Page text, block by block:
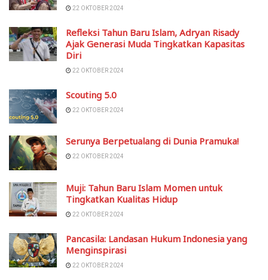
22 OKTOBER 2024
Refleksi Tahun Baru Islam, Adryan Risady
Ajak Generasi Muda Tingkatkan Kapasitas
Diri
22 OKTOBER 2024
Scouting 5.0
22 OKTOBER 2024
Serunya Berpetualang di Dunia Pramuka!
22 OKTOBER 2024
Muji: Tahun Baru Islam Momen untuk
Tingkatkan Kualitas Hidup
22 OKTOBER 2024
Pancasila: Landasan Hukum Indonesia yang
Menginspirasi
22 OKTOBER 2024